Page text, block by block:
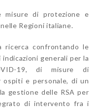
misure di protezione e
Regioni italiane.
ricerca confrontando le
generali per la
19, di misure di
ospiti e personale, di un
gestione delle RSA per
di intervento fra i